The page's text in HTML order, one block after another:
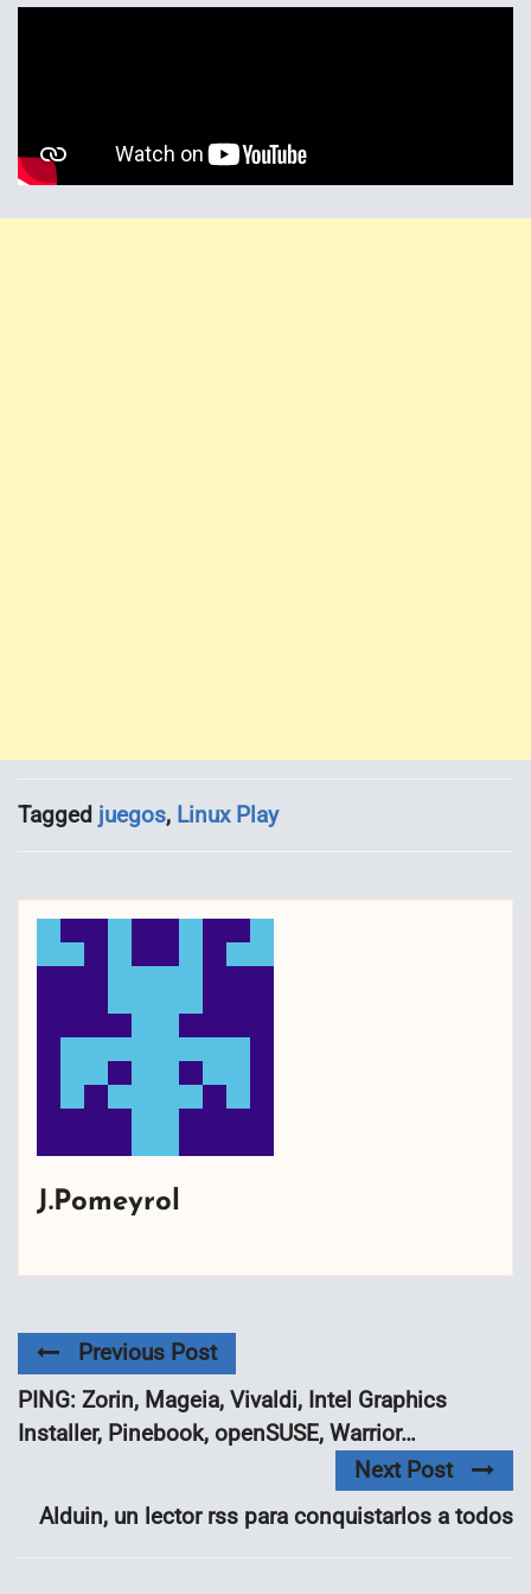
Tagged juegos, Linux Play
J.Pomeyrol
Previous Post
PING: Zorin, Mageia, Vivaldi, Intel Graphics
Installer, Pinebook, openSUSE, Warrior…
Next Post
Alduin, un lector rss para conquistarlos a todos